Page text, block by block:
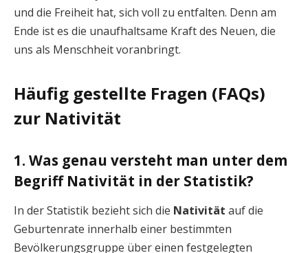
und die Freiheit hat, sich voll zu entfalten. Denn am
Ende ist es die unaufhaltsame Kraft des Neuen, die
uns als Menschheit voranbringt.
Häufig gestellte Fragen (FAQs)
zur Nativität
1. Was genau versteht man unter dem
Begriff Nativität in der Statistik?
In der Statistik bezieht sich die Nativität auf die
Geburtenrate innerhalb einer bestimmten
Bevölkerungsgruppe über einen festgelegten